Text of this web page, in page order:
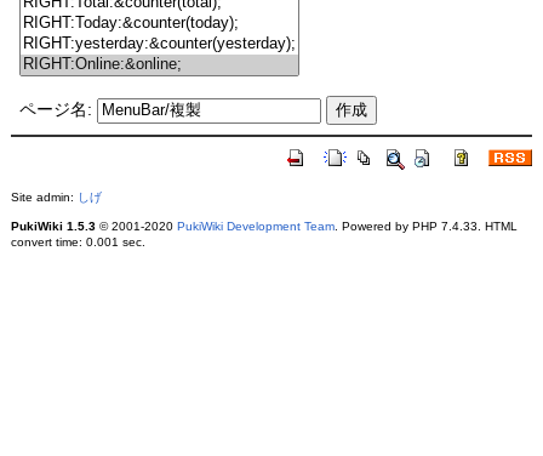
ページ名:
Site admin: しげ
PukiWiki 1.5.3© 2001-2020 PukiWiki Development Team. Powered by PHP 7.4.33. HTML
convert time: 0.001 sec.